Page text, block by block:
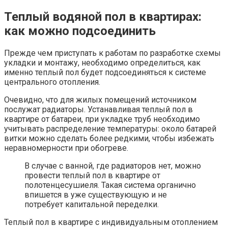
Теплый водяной пол в квартирах:
как можно подсоединить
Прежде чем приступать к работам по разработке схемы
укладки и монтажу, необходимо определиться, как
именно теплый пол будет подсоединяться к системе
центрального отопления.
Очевидно, что для жилых помещений источником
послужат радиаторы. Устанавливая теплый пол в
квартире от батареи, при укладке труб необходимо
учитывать распределение температуры: около батарей
витки можно сделать более редкими, чтобы избежать
неравномерности при обогреве.
В случае с ванной, где радиаторов нет, можно
провести теплый пол в квартире от
полотенцесушиеля. Такая система органично
впишется в уже существующую и не
потребует капитальной переделки.
Теплый пол в квартире с индивидуальным отоплением